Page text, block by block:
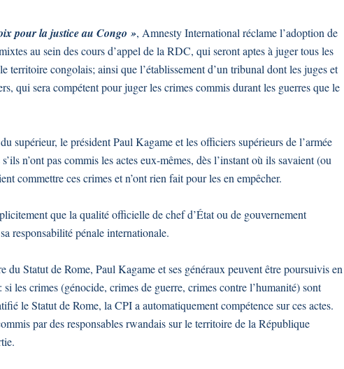
pour la justice au Congo », Amnesty International réclame l’adoption de
au sein des cours d’appel de la RDC, qui seront aptes à juger tous les
territoire congolais; ainsi que l’établissement d’un tribunal dont les juges et
qui sera compétent pour juger les crimes commis durant les guerres que le
supérieur, le président Paul Kagame et les officiers supérieurs de l’armée
n’ont pas commis les actes eux-mêmes, dès l’instant où ils savaient (ou
commettre ces crimes et n’ont rien fait pour les en empêcher.
que la qualité officielle de chef d’État ou de gouvernement
responsabilité pénale internationale.
du Statut de Rome, Paul Kagame et ses généraux peuvent être poursuivis en
les crimes (génocide, crimes de guerre, crimes contre l’humanité) sont
le Statut de Rome, la CPI a automatiquement compétence sur ces actes.
par des responsables rwandais sur le territoire de la République